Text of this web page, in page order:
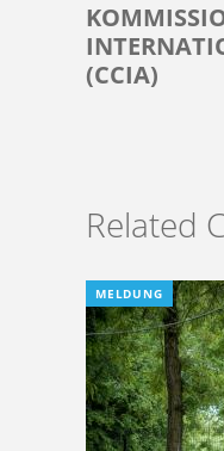
(CCIA)
Related
MELDUNG